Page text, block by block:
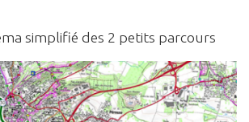
simplifié des 2 petits parcours